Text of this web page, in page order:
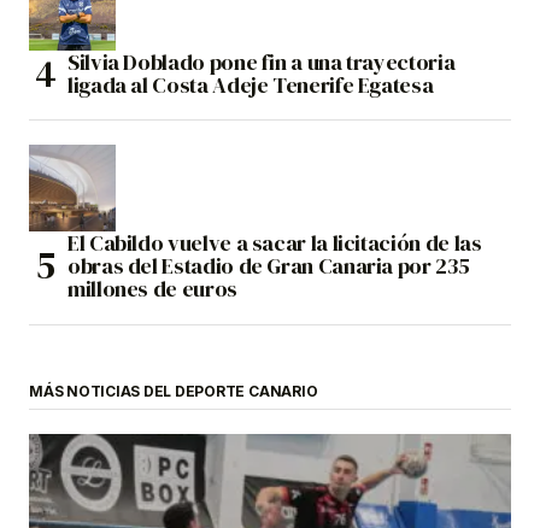
Silvia Doblado pone fin a una trayectoria
ligada al Costa Adeje Tenerife Egatesa
El Cabildo vuelve a sacar la licitación de las
obras del Estadio de Gran Canaria por 235
millones de euros
MÁS NOTICIAS DEL DEPORTE CANARIO